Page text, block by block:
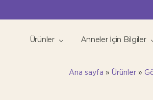
Ürünler Anneler İçin Bilgiler
Ana sayfa » Ürünler »